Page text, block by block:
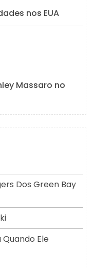
nos EUA
Massaro no
Dos Green Bay
Ele